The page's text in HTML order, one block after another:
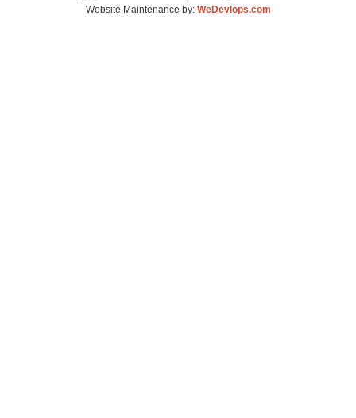
Website Maintenance by: WeDevlops.com